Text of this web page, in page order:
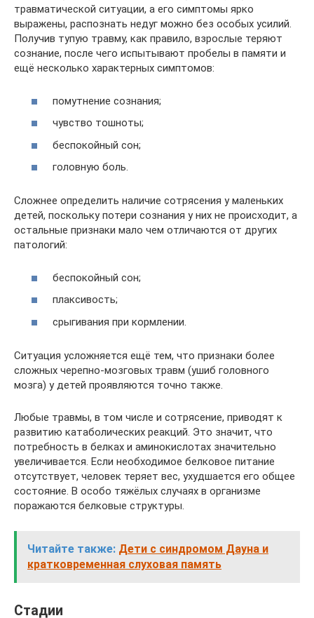
травматической ситуации, а его симптомы ярко
выражены, распознать недуг можно без особых усилий.
Получив тупую травму, как правило, взрослые теряют
сознание, после чего испытывают пробелы в памяти и
ещё несколько характерных симптомов:
помутнение сознания;
чувство тошноты;
беспокойный сон;
головную боль.
Сложнее определить наличие сотрясения у маленьких
детей, поскольку потери сознания у них не происходит, а
остальные признаки мало чем отличаются от других
патологий:
беспокойный сон;
плаксивость;
срыгивания при кормлении.
Ситуация усложняется ещё тем, что признаки более
сложных черепно-мозговых травм (ушиб головного
мозга) у детей проявляются точно также.
Любые травмы, в том числе и сотрясение, приводят к
развитию катаболических реакций. Это значит, что
потребность в белках и аминокислотах значительно
увеличивается. Если необходимое белковое питание
отсутствует, человек теряет вес, ухудшается его общее
состояние. В особо тяжёлых случаях в организме
поражаются белковые структуры.
Читайте также: Дети с синдромом Дауна и
кратковременная слуховая память
Стадии